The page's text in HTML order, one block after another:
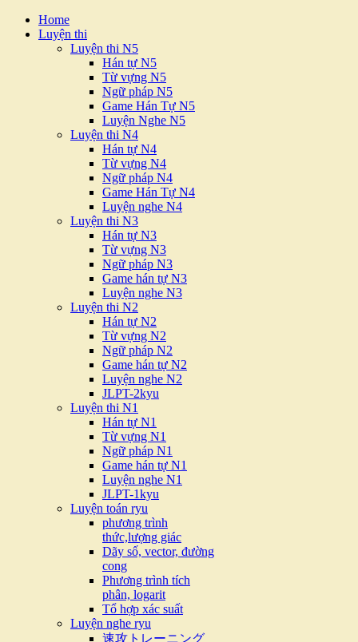
Home
Luyện thi
Luyện thi N5
Hán tự N5
Từ vựng N5
Ngữ pháp N5
Game Hán Tự N5
Luyện Nghe N5
Luyện thi N4
Hán tự N4
Từ vựng N4
Ngữ pháp N4
Game Hán Tự N4
Luyện nghe N4
Luyện thi N3
Hán tự N3
Từ vựng N3
Ngữ pháp N3
Game hán tự N3
Luyện nghe N3
Luyện thi N2
Hán tự N2
Từ vựng N2
Ngữ pháp N2
Game hán tự N2
Luyện nghe N2
JLPT-2kyu
Luyện thi N1
Hán tự N1
Từ vựng N1
Ngữ pháp N1
Game hán tự N1
Luyện nghe N1
JLPT-1kyu
Luyện toán ryu
phương trình
thức,lượng giác
Dãy số, vector, đường
cong
Phương trình tích
phân, logarit
Tổ hợp xác suất
Luyện nghe ryu
速攻トレーニング